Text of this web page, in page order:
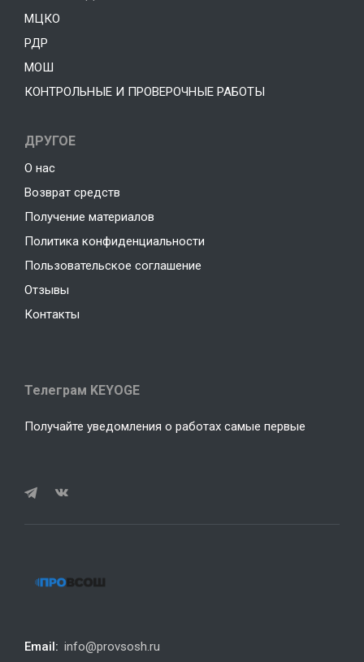
МЦКО
РДР
МОШ
КОНТРОЛЬНЫЕ И ПРОВЕРОЧНЫЕ РАБОТЫ
ДРУГОЕ
О нас
Возврат средств
Получение материалов
Политика конфиденциальности
Пользовательское соглашение
Отзывы
Контакты
Телеграм KEYOGE
Получайте уведомления о работах самые первые
Email: info@provsosh.ru